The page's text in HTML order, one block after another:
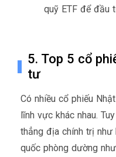
quỹ ETF để đầu
5. Top 5 cổ
tư
Có nhiều cổ phiếu
lĩnh vực khác nhau.
thẳng địa chính trị như
quốc phòng dường